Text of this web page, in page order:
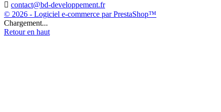
 contact@bd-developpement.fr
© 2026 - Logiciel e-commerce par PrestaShop™
Chargement...
Retour en haut